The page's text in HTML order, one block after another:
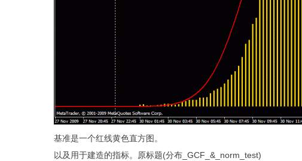
基准是一个红线黄色直方图。
以及用于建造的指标。原标题(分布_GCF_&_norm_test)